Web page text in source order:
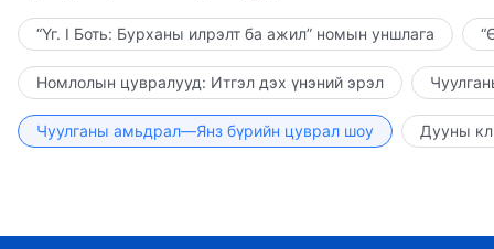
“Үг. I Боть: Бурханы илрэлт ба ажил” номын уншлага
Номлолын цувралууд: Итгэл дэх үнэний эрэл
Чуулганы амьдрал—Янз бүрийн цуврал шоу Дууны